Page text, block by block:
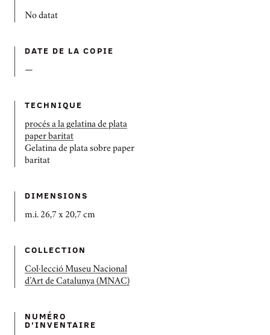
No datat
DATE DE LA COPIE
—
TECHNIQUE
procés a la gelatina de plata
paper baritat
Gelatina de plata sobre paper
baritat
DIMENSIONS
m.i. 26,7 x 20,7 cm
COLLECTION
Col·lecció Museu Nacional
d’Art de Catalunya (MNAC)
NUMÉRO
D'INVENTAIRE